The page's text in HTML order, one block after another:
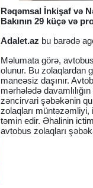
Rəqəmsal İnkişaf və
Bakının 29 küçə və
Adalet.az bu barədə
Məlumata görə,
olunur. Bu zolaqlardan
maneəsiz daşınır.
mərhələdə
zəncirvari şəbəkənin
zolaqları müntəzəmliyi,
təmin edir. Əhalinin
avtobus zolaqları